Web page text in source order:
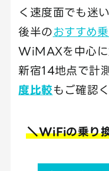
く速度面でも迷
後半のおすすめ
WiMAXを中心に
新宿14地点で計
度比較もご確認
＼WiFiの乗り